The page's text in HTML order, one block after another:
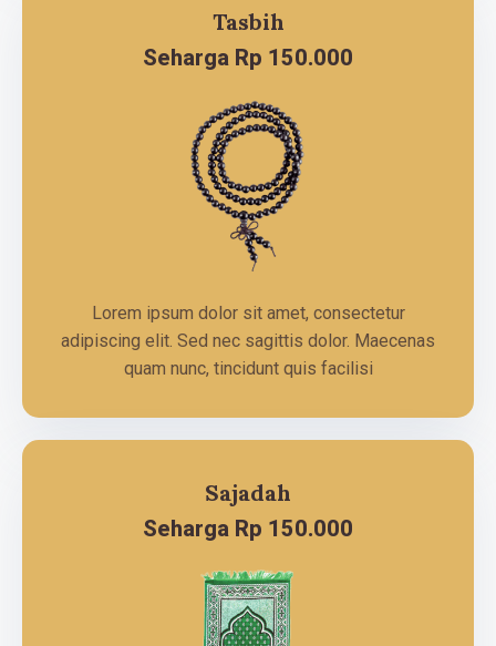
Tasbih
Seharga Rp 150.000
Lorem ipsum dolor sit amet, consectetur
adipiscing elit. Sed nec sagittis dolor. Maecenas
quam nunc, tincidunt quis facilisi
Sajadah
Seharga Rp 150.000